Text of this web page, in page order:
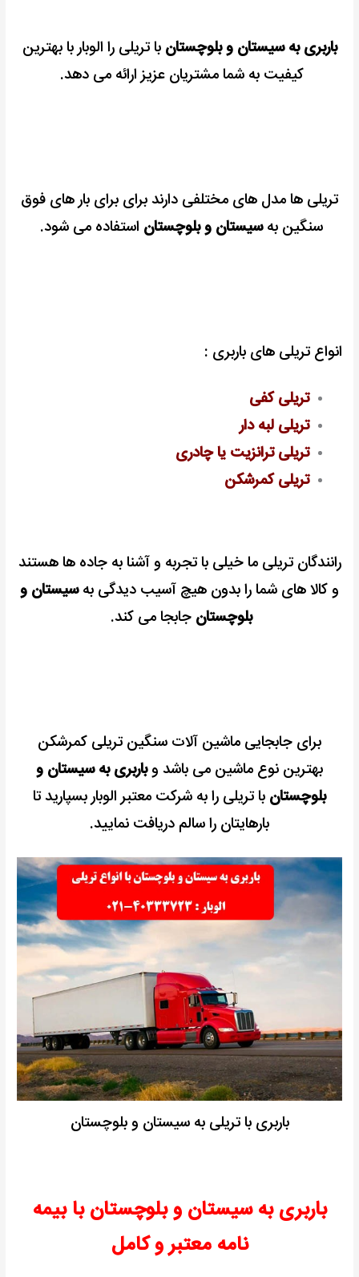
باربری به سیستان و بلوچستانبا تریلی را الوبار با بهترین
کیفیت به شما مشتریان عزیز ارائه می دهد.
تریلی ها مدل های مختلفی دارند برای برای بار های فوق
سنگین بهسیستان و بلوچستان استفاده می شود.
انواع تریلی های باربری :
تریلی کفی
تریلی لبه دار
تریلی ترانزیت یا چادری
تریلی کمرشکن
رانندگان تریلی ما خیلی با تجربه و آشنا به جاده ها هستند
و کالا های شما را بدون هیچ آسیب دیدگی بهسیستان و
بلوچستان جابجا می کند.
برای جابجایی ماشین آلات سنگین تریلی کمرشکن
بهترین نوع ماشین می باشد وباربری به سیستان و
بلوچستان با تریلی را به شرکت معتبر الوبار بسپارید تا
بارهایتان را سالم دریافت نمایید.
باربری با تریلی به سیستان و بلوچستان
باربری به سیستان و بلوچستان با بیمه
نامه معتبر و کامل